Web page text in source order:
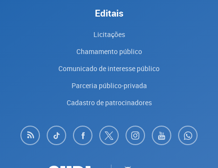
Editais
Licitações
Chamamento público
Comunicado de interesse público
Parceria público-privada
Cadastro de patrocinadores